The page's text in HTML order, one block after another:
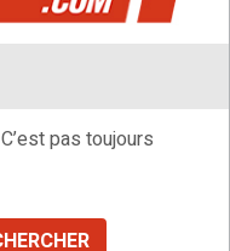
C’est pas toujours